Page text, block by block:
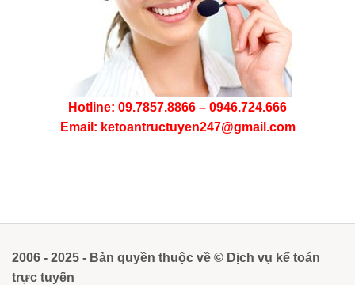
Hotline: 09.7857.8866 – 0946.724.666
Email: ketoantructuyen247@gmail.com
2006 - 2025 - Bản quyền thuộc về © Dịch vụ kế toán
trực tuyến